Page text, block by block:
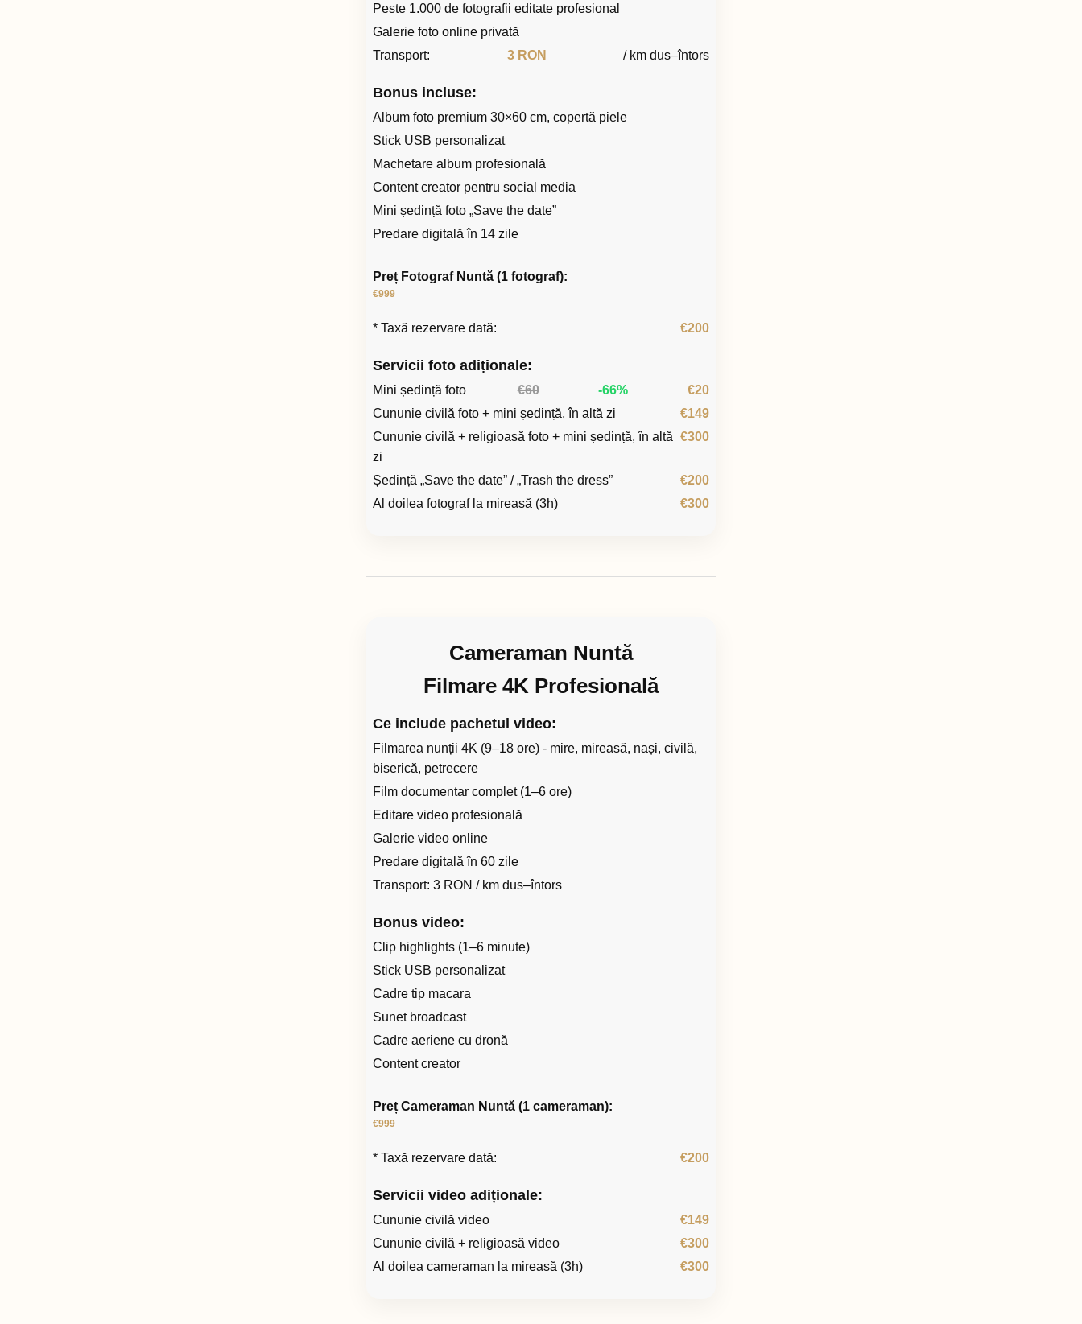
Peste 1.000 de fotografii editate profesional
Galerie foto online privată
Transport:
3 RON / km dus–întors
Bonus incluse:
Album foto premium 30×60 cm, copertă piele
Stick USB personalizat
Machetare album profesională
Content creator pentru social media
Mini ședință foto „Save the date”
Predare digitală în 14 zile
Preț Fotograf Nuntă (1 fotograf):
€999
* Taxă rezervare dată: €200
Servicii foto adiționale:
Mini ședință foto €60 -66%
€20
Cununie civilă foto + mini ședință, în altă zi
€149
Cununie civilă + religioasă foto + mini ședință, în altă
zi
€300
Ședință „Save the date” / „Trash the dress”
€200
Al doilea fotograf la mireasă (3h)
€300
Cameraman Nuntă
Filmare 4K Profesională
Ce include pachetul video:
Filmarea nunții 4K (9–18 ore) - mire, mireasă, nași, civilă,
biserică, petrecere
Film documentar complet (1–6 ore)
Editare video profesională
Galerie video online
Predare digitală în 60 zile
Transport: 3 RON / km dus–întors
Bonus video:
Clip highlights (1–6 minute)
Stick USB personalizat
Cadre tip macara
Sunet broadcast
Cadre aeriene cu dronă
Content creator
Preț Cameraman Nuntă (1 cameraman):
€999
* Taxă rezervare dată: €200
Servicii video adiționale:
Cununie civilă video
€149
Cununie civilă + religioasă video
€300
Al doilea cameraman la mireasă (3h)
€300